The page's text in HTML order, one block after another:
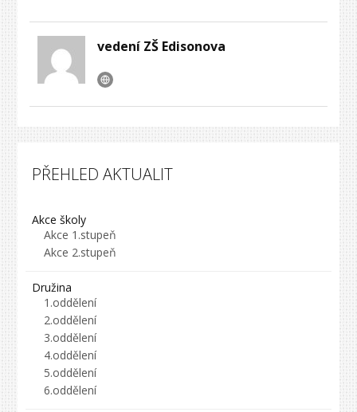
vedení ZŠ Edisonova
PŘEHLED AKTUALIT
Akce školy
Akce 1.stupeň
Akce 2.stupeň
Družina
1.oddělení
2.oddělení
3.oddělení
4.oddělení
5.oddělení
6.oddělení